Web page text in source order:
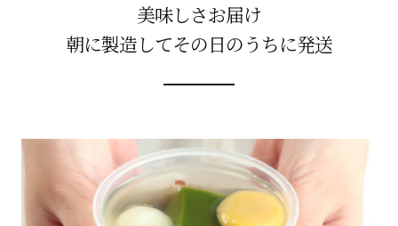
美味しさお届け
朝に製造してその日のうちに発送